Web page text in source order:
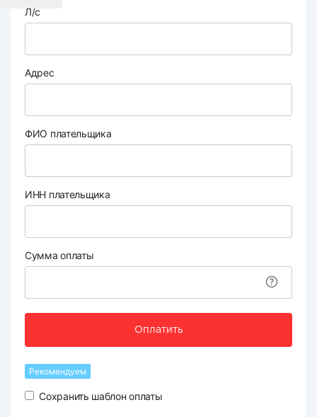
Л/с
Адрес
ФИО плательщика
ИНН плательщика
Сумма оплаты
Оплатить
Рекомендуем
Сохранить шаблон оплаты